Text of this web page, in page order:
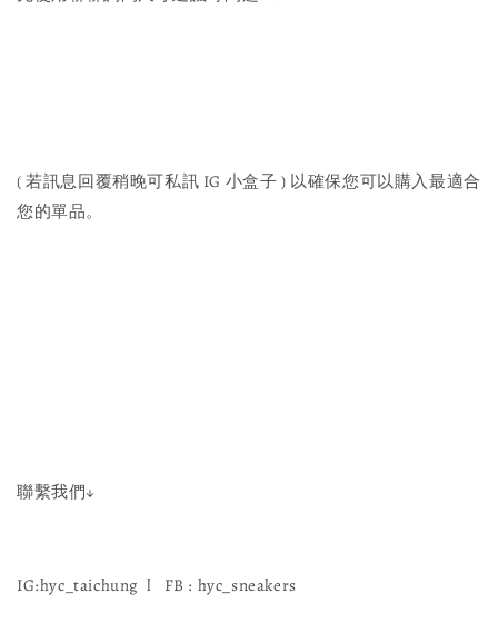
( 若訊息回覆稍晚可私訊 IG 小盒子 ) 以確保您可以購入最適合
您的單品。
聯繫我們↓
IG:hyc_taichung l FB : hyc_sneakers